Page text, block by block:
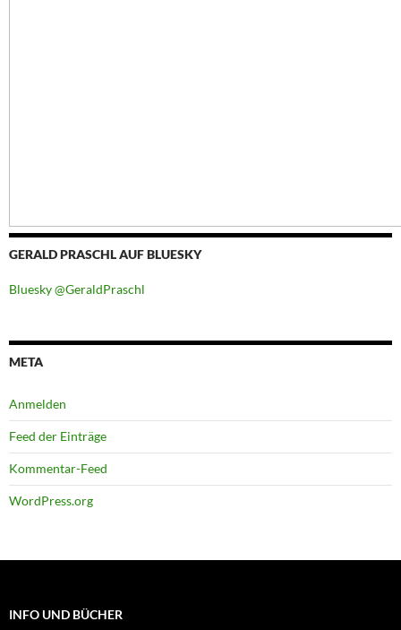
GERALD PRASCHL AUF BLUESKY
Bluesky @GeraldPraschl
META
Anmelden
Feed der Einträge
Kommentar-Feed
WordPress.org
INFO UND BÜCHER